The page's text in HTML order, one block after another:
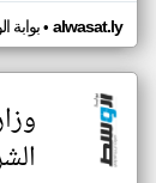
بوابة• alwasat.ly